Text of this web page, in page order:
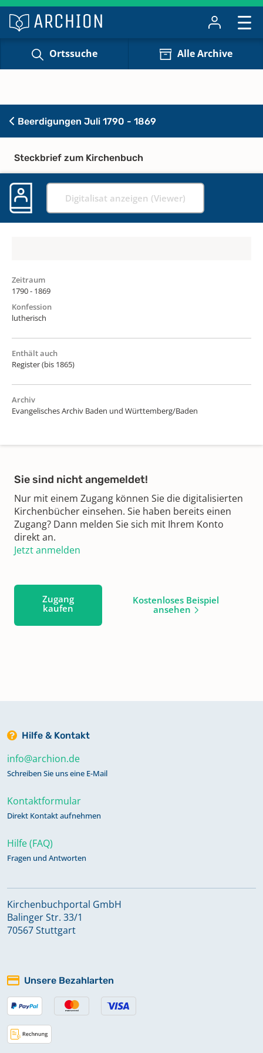
Ortssuche Alle Archive
Beerdigungen Juli 1790 - 1869
Steckbrief zum Kirchenbuch
Digitalisat anzeigen (Viewer)
Zeitraum
1790 - 1869
Konfession
lutherisch
Enthält auch
Register (bis 1865)
Archiv
Evangelisches Archiv Baden und Württemberg/Baden
Sie sind nicht angemeldet!
Nur mit einem Zugang können Sie die digitalisierten
Kirchenbücher einsehen. Sie haben bereits einen
Zugang? Dann melden Sie sich mit Ihrem Konto
direkt an.
Jetzt anmelden
Zugang
kaufen
Kostenloses Beispiel
ansehen
Hilfe & Kontakt
info@archion.de
Schreiben Sie uns eine E-Mail
Kontaktformular
Direkt Kontakt aufnehmen
Hilfe (FAQ)
Fragen und Antworten
Kirchenbuchportal GmbH
Balinger Str. 33/1
70567 Stuttgart
Unsere Bezahlarten